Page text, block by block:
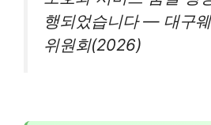
행되었습니다 — 대구
위원회(2026)